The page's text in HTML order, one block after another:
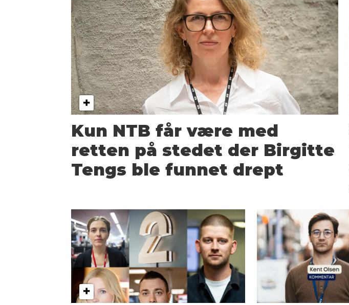
Kun NTB får være med
retten på stedet der Birgitte
Tengs ble funnet drept